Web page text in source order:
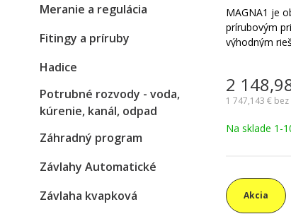
MAGNA1 je
prírubovým
výhodným
nevyžadujú
komunikáciu
cirkuláciu
vrátane
2
1 747,143 € bez
Na sklade 1-
Akcia
Meranie a regulácia
Fitingy a príruby
Hadice
Potrubné rozvody - voda,
kúrenie, kanál, odpad
Záhradný program
Závlahy Automatické
Závlaha kvapková